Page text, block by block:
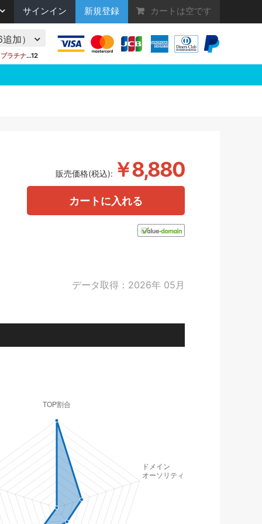
サインイン 新規登録 カートは空です
加）
プラチナ…12
販売価格(税込): ￥8,880
カートに入れる
データ取得：2026年 05月